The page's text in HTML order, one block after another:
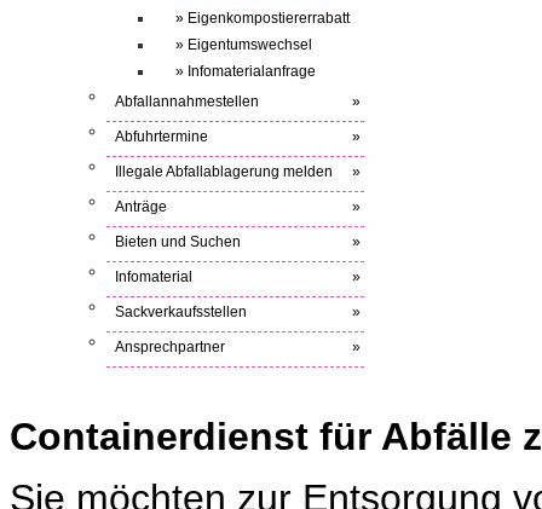
» Eigenkompostiererrabatt
» Eigentumswechsel
» Infomaterialanfrage
Abfallannahmestellen
»
Abfuhrtermine »
Illegale Abfallablagerung melden »
Anträge »
Bieten und Suchen »
Infomaterial »
Sackverkaufsstellen »
Ansprechpartner »
Containerdienst für Abfälle
Sie möchten zur Entsorgung